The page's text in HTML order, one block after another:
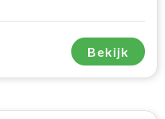
Bekijk